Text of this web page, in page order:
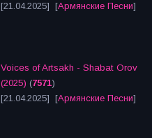
[21.04.2025] [Армянские Песни]
Voices of Artsakh - Shabat Orov
(2025) (7571)
[21.04.2025] [Армянские Песни]